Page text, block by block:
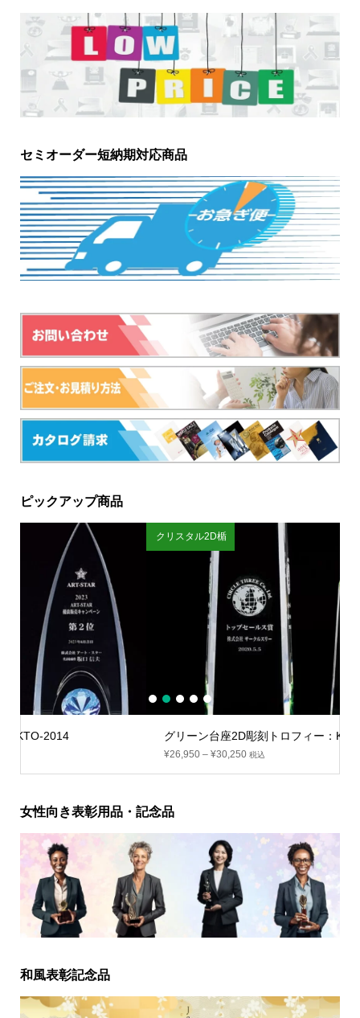
セミオーダー短納期対応商品
ピックアップ商品
グリーン台座2D彫刻トロフィー：KTO-2004
クリスタル2D楯
1 2 3 4 5
女性向き表彰用品・記念品
和風表彰記念品